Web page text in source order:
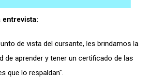
entrevista:
de vista del cursante, les brindamos la
de aprender y tener un certificado de las
que lo respaldan".